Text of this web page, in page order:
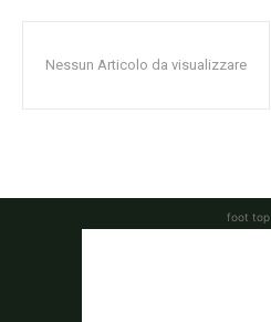
Nessun Articolo da visualizzare
foot top